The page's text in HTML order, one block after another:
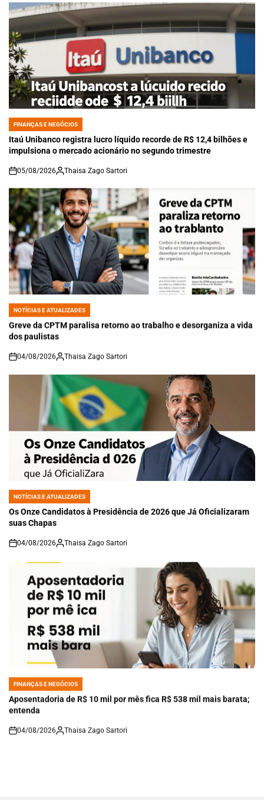
POSTED
IN
FINANÇAS E NEGÓCIOS
Itaú Unibanco registra lucro líquido recorde de R$ 12,4 bilhões e
impulsiona o mercado acionário no segundo trimestre
on
05/08/2026 Thaisa Zago Sartori
POSTED
IN
NOTÍCIAS E ATUALIZADES
Greve da CPTM paralisa retorno ao trabalho e desorganiza a vida
dos paulistas
on
04/08/2026 Thaisa Zago Sartori
POSTED
IN
NOTÍCIAS E ATUALIZADES
Os Onze Candidatos à Presidência de 2026 que Já Oficializaram
suas Chapas
on
04/08/2026 Thaisa Zago Sartori
POSTED
IN
FINANÇAS E NEGÓCIOS
Aposentadoria de R$ 10 mil por mês fica R$ 538 mil mais barata;
entenda
on
04/08/2026 Thaisa Zago Sartori